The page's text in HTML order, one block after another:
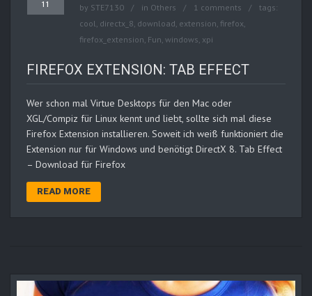
11 by STE7130 in Others 1 comments
tags:
cool, directx_8, download, extension, firefox,
firefox_extension, Fun, windows, xpi
FIREFOX EXTENSION: TAB EFFECT
Wer schon mal Virtue Desktops für den Mac oder
XGL/Compiz für Linux kennt und liebt, sollte sich mal diese
Firefox Extension installieren. Soweit ich weiß funktioniert die
Extension nur für Windows und benötigt DirectX 8. Tab Effect
– Download für Firefox
READ MORE